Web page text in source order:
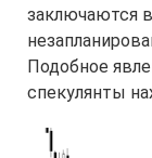
заключаются
Подобное
спекулянты